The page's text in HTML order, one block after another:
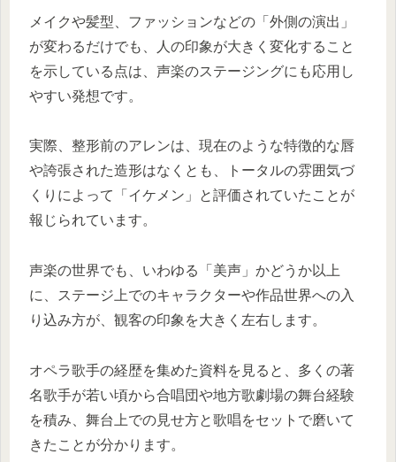
メイクや髪型、ファッションなどの「外側の演出」
が変わるだけでも、人の印象が大きく変化すること
を示している点は、声楽のステージングにも応用し
やすい発想です。
実際、整形前のアレンは、現在のような特徴的な唇
や誇張された造形はなくとも、トータルの雰囲気づ
くりによって「イケメン」と評価されていたことが
報じられています。
声楽の世界でも、いわゆる「美声」かどうか以上
に、ステージ上でのキャラクターや作品世界への入
り込み方が、観客の印象を大きく左右します。
オペラ歌手の経歴を集めた資料を見ると、多くの著
名歌手が若い頃から合唱団や地方歌劇場の舞台経験
を積み、舞台上での見せ方と歌唱をセットで磨いて
きたことが分かります。